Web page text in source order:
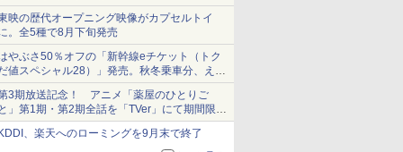
映の歴代オープニング映像がカプセルトイ
。全5種で8月下旬発売
やぶさ50％オフの「新幹線eチケット（トク
値スペシャル28）」発売。秋冬乗車分、えき
っと限定
3期放送記念！ アニメ「薬屋のひとりご
と」第1期・第2期全話を「TVer」にて期間限定
順次無料配信開始
KDDI、楽天へのローミングを9月末で終了